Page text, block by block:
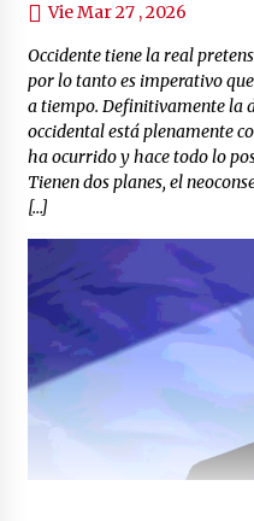
Vie Mar 27 , 2026
Occidente tiene la real
por lo tanto es imperativo
a tiempo. Definitivamente la
occidental está plenamente
ha ocurrido y hace todo lo
Tienen dos planes, el
[…]